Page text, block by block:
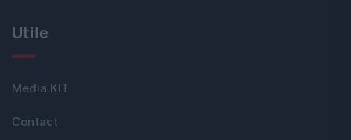
Utile
Media KIT
Contact